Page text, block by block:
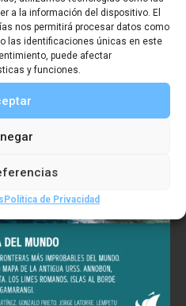
a la información del dispositivo. El
nos permitirá procesar datos como
las identificaciones únicas en este
puede afectar
y funciones.
Política de Privacidad